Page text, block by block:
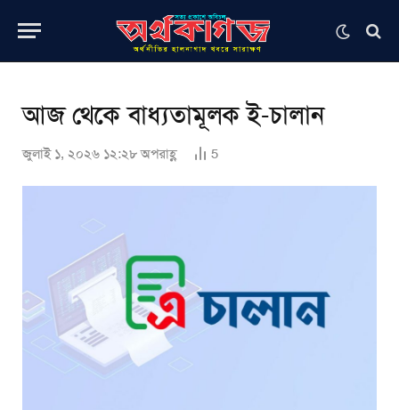
আজ থেকে বাধ্যতামূলক ই-চালান
জুলাই ১, ২০২৬ ১২:২৮ অপরাহ্ণ 5